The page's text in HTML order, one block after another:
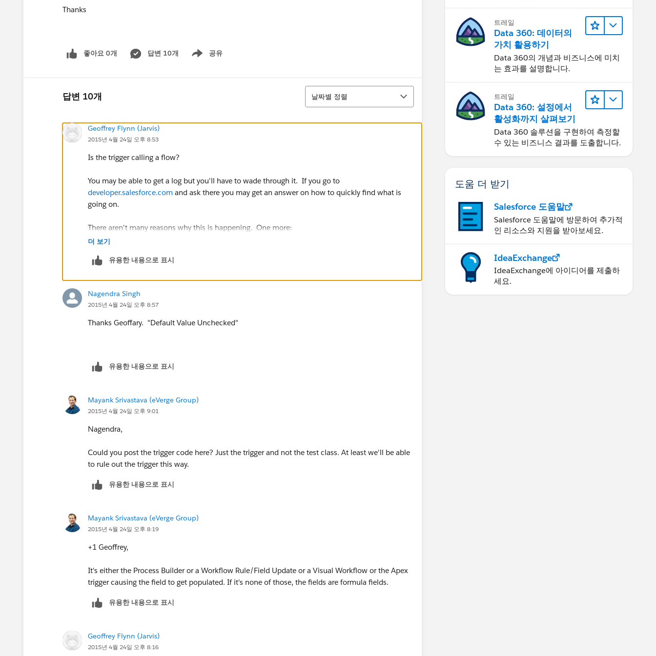
Thanks
좋아요 0개 답변 10개 공유
Show menu
답변 10개
정렬
날짜별 정렬
Geoffrey Flynn (Jarvis)
2015년 4월 24일 오후 8:53
Is the trigger calling a flow?
You may be able to get a log but you'll have to wade through it. If you go to
developer.salesforce.com and ask there you may get an answer on how to quickly find what is
going on.
There aren't many reasons why this is happening. One more:
Are the fields created with a default of On?
더 보기
유용한 내용으로 표시
Nagendra Singh
2015년 4월 24일 오후 8:57
Thanks Geoffary. "Default Value Unchecked"
유용한 내용으로 표시
Mayank Srivastava (eVerge Group)
2015년 4월 24일 오후 9:01
Nagendra,
Could you post the trigger code here? Just the trigger and not the test class. At least we'll be able
to rule out the trigger this way.
유용한 내용으로 표시
Mayank Srivastava (eVerge Group)
2015년 4월 24일 오후 8:19
+1 Geoffrey,
It's either the Process Builder or a Workflow Rule/Field Update or a Visual Workflow or the Apex
trigger causing the field to get populated. If it's none of those, the fields are formula fields.
유용한 내용으로 표시
Geoffrey Flynn (Jarvis)
2015년 4월 24일 오후 8:16
트레일
Data 360: 데이터의
가치 활용하기
Data 360의 개념과 비즈니스에 미치
는 효과를 설명합니다.
트레일
Data 360: 설정에서
활성화까지 살펴보기
Data 360 솔루션을 구현하여 측정할
수 있는 비즈니스 결과를 도출합니다.
도움 더 받기
Salesforce 도움말
Salesforce 도움말에 방문하여 추가적
인 리소스와 지원을 받아보세요.
IdeaExchange
IdeaExchange에 아이디어를 제출하
세요.